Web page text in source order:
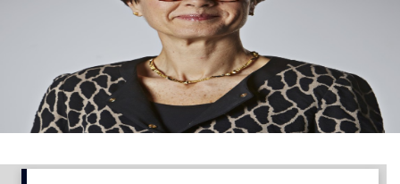
9 sept: GenAI-training
Opleidingen
Academy